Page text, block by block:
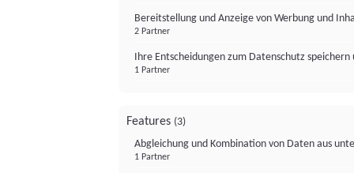
Bereitstellung und Anzeige von Werbung und
2 Partner
Ihre Entscheidungen zum Datenschutz
1 Partner
Features (3)
Abgleichung und Kombination von Daten aus
1 Partner